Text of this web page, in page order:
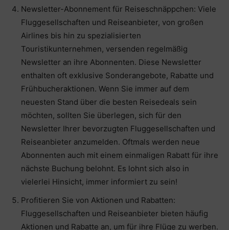
Newsletter-Abonnement für Reiseschnäppchen: Viele
Fluggesellschaften und Reiseanbieter, von großen
Airlines bis hin zu spezialisierten
Touristikunternehmen, versenden regelmäßig
Newsletter an ihre Abonnenten. Diese Newsletter
enthalten oft exklusive Sonderangebote, Rabatte und
Frühbucheraktionen. Wenn Sie immer auf dem
neuesten Stand über die besten Reisedeals sein
möchten, sollten Sie überlegen, sich für den
Newsletter Ihrer bevorzugten Fluggesellschaften und
Reiseanbieter anzumelden. Oftmals werden neue
Abonnenten auch mit einem einmaligen Rabatt für ihre
nächste Buchung belohnt. Es lohnt sich also in
vielerlei Hinsicht, immer informiert zu sein!
Profitieren Sie von Aktionen und Rabatten:
Fluggesellschaften und Reiseanbieter bieten häufig
Aktionen und Rabatte an, um für ihre Flüge zu werben.